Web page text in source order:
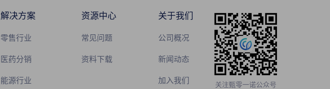
解决方案
零售行业
医药分销
能源行业
资源中心
常见问题
资料下载
关于我们
公司概况
新闻动态
加入我们 关注甄零一诺公众号